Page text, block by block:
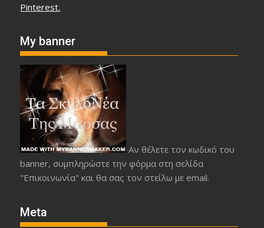
Pinterest.
My banner
Αν θέλετε τον κωδικό του
banner, συμπληρώστε την φόρμα στη σελίδα
"Επικοινωνία" και θα σας τον στείλω με email.
Meta